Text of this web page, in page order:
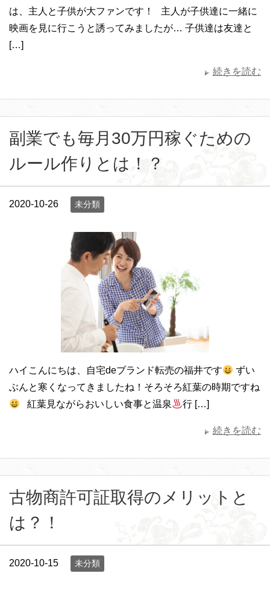
は、主人と子供が大ファンです！ 主人が子供達に一緒に
映画を見に行こうと誘ってみましたが… 子供達は友達と
[…]
続きを読む
副業でも毎月30万円稼ぐための
ルール作りとは！？
2020-10-26 未分類
ハイこんにちは、自宅deブランド転売の福井です
ずい
ぶんと寒くなってきましたね！そろそろ紅葉の時期ですね
紅葉見ながらおいしい食事と温泉
行 […]
続きを読む
古物商許可証取得のメリットと
は？！
2020-10-15 未分類